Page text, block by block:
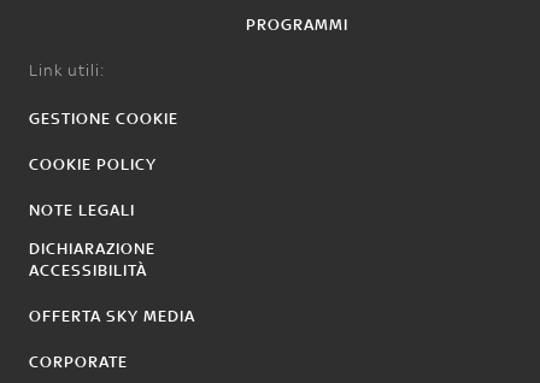
PROGRAMMI
Link utili:
GESTIONE COOKIE
COOKIE POLICY
NOTE LEGALI
DICHIARAZIONE
ACCESSIBILITÀ
OFFERTA SKY MEDIA
CORPORATE